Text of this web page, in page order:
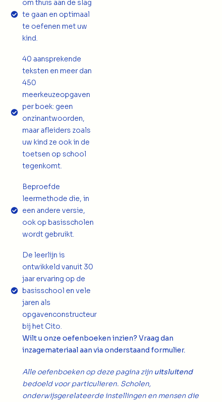
om thuis aan de slag
te gaan en optimaal
te oefenen met uw
kind.
40 aansprekende
teksten en meer dan
450
meerkeuzeopgaven
per boek: geen
onzinantwoorden,
maar afleiders zoals
uw kind ze ook in de
toetsen op school
tegenkomt.
Beproefde
leermethode die, in
een andere versie,
ook op basisscholen
wordt gebruikt.
De leerlijn is
ontwikkeld vanuit 30
jaar ervaring op de
basisschool en vele
jaren als
opgavenconstructeur
bij het Cito.
Wilt u onze oefenboeken inzien? Vraag dan
inzagemateriaal aan via onderstaand formulier.
Alle oefenboeken op deze pagina zijn uitsluitend
bedoeld voor particulieren. Scholen,
onderwijsgerelateerde instellingen en mensen die